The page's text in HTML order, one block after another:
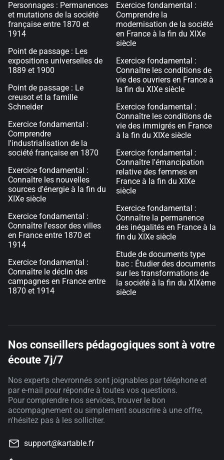
Personnages : Permanences
et mutations de la société
française entre 1870 et
1914
Point de passage : Les
expositions universelles de
1889 et 1900
Point de passage : Le
creusot et la famille
Schneider
Exercice fondamental :
Comprendre
l'industrialisation de la
société française en 1870
Exercice fondamental :
Connaître les nouvelles
sources d'énergie à la fin du
XIXe siècle
Exercice fondamental :
Connaître l'essor des villes
en France entre 1870 et
1914
Exercice fondamental :
Connaître le déclin des
campagnes en France entre
1870 et 1914
Exercice fondamental :
Comprendre la
modernisation de la société
en France à la fin du XIXe
siècle
Exercice fondamental :
Connaître les conditions de
vie des ouvriers en France à
la fin du XIXe siècle
Exercice fondamental :
Connaître les conditions de
vie des immigrés en France
à la fin du XIXe siècle
Exercice fondamental :
Connaître l'émancipation
relative des femmes en
France à la fin du XIXe
siècle
Exercice fondamental :
Connaître la permanence
des inégalités en France à la
fin du XIXe siècle
Etude de documents type
bac : Étudier des documents
sur les transformations de
la société à la fin du XIXème
siècle
Nos conseillers pédagogiques sont à votre
écoute 7j/7
Nos experts chevronnés sont joignables par téléphone et
par e-mail pour répondre à toutes vos questions.
Pour comprendre nos services, trouver le bon
accompagnement ou simplement souscrire à une offre,
n'hésitez pas à les solliciter.
support@kartable.fr